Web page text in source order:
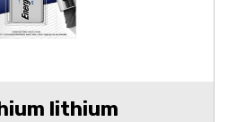
lithium